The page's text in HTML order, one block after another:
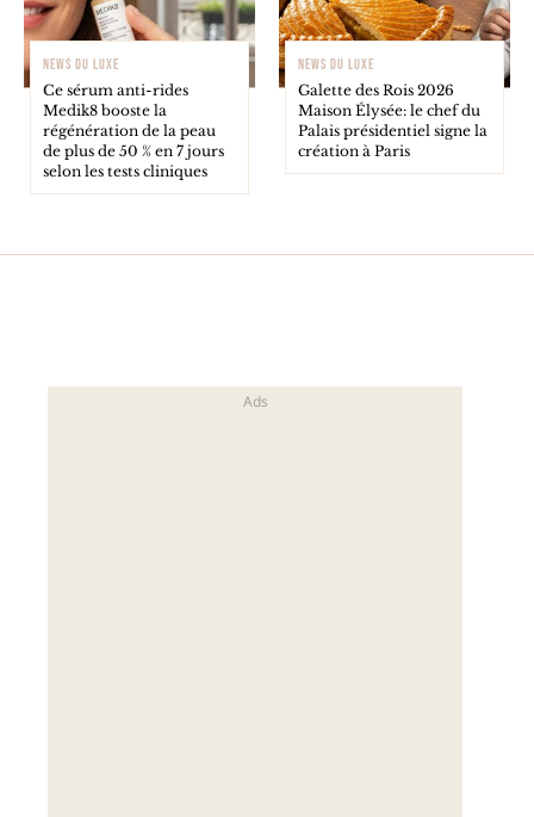
NEWS DU LUXE
Ce sérum anti-rides
Medik8 booste la
régénération de la peau
de plus de 50 % en 7 jours
selon les tests cliniques
NEWS DU LUXE
Galette des Rois 2026
Maison Élysée: le chef du
Palais présidentiel signe la
création à Paris